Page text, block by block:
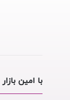
با امین بازار